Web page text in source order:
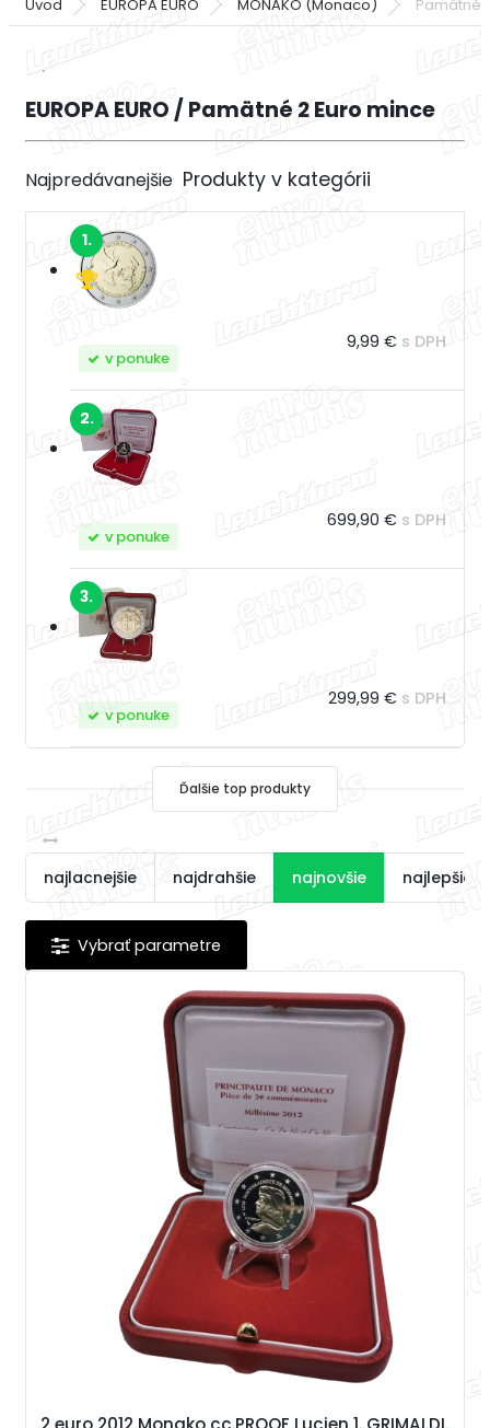
Úvod EUROPA EURO MONAKO (Monaco) Pamätné
EUROPA EURO / Pamätné 2 Euro mince
Najpredávanejšie
1.
v ponuke
9,99 € s DPH
2.
v ponuke
699,90 € s DPH
3.
v ponuke
299,99 € s DPH
Ďalšie top produkty
najlacnejšie najdrahšie najnovšie najlepšie